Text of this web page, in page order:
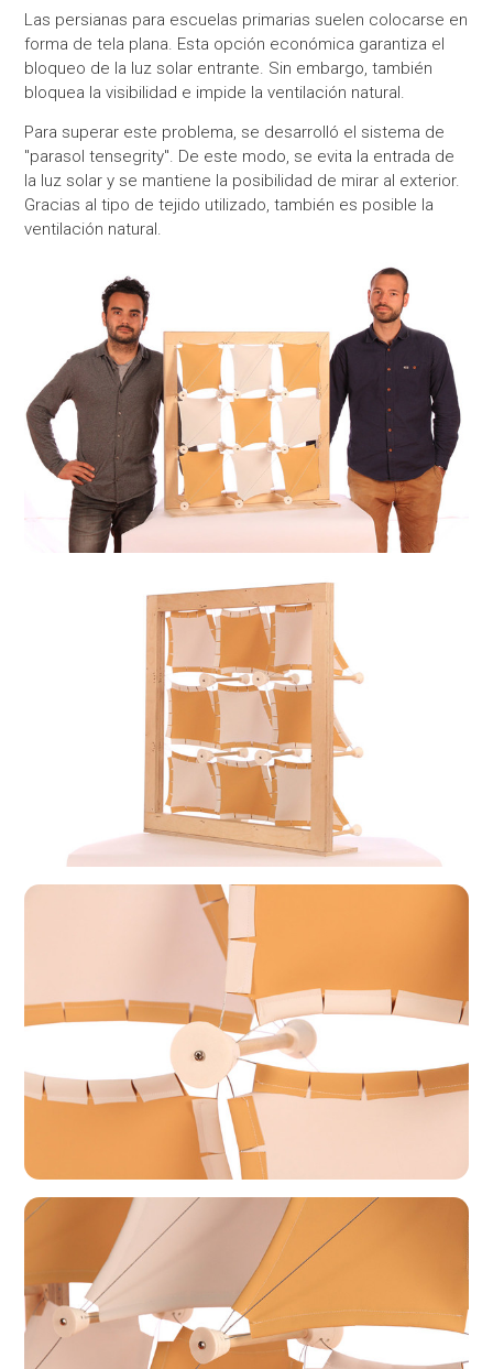
Las persianas para escuelas primarias suelen colocarse en
forma de tela plana. Esta opción económica garantiza el
bloqueo de la luz solar entrante. Sin embargo, también
bloquea la visibilidad e impide la ventilación natural.
Para superar este problema, se desarrolló el sistema de
"parasol tensegrity". De este modo, se evita la entrada de
la luz solar y se mantiene la posibilidad de mirar al exterior.
Gracias al tipo de tejido utilizado, también es posible la
ventilación natural.